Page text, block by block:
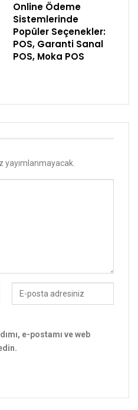
Online Ödeme
Sistemlerinde
Popüler Seçenekler:
POS, Garanti Sanal
POS, Moka POS
yayımlanmayacak.
e-postamı ve web